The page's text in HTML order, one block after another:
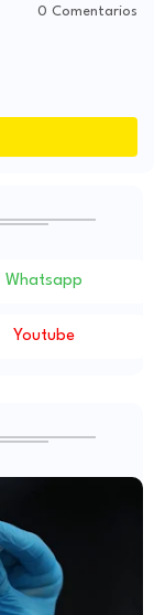
0 Comentarios
Whatsapp
Youtube